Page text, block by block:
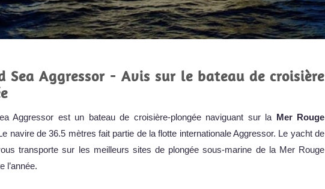
Sea Aggressor - Avis sur le bateau de croisière
Aggressor est un bateau de croisière-plongée naviguant sur la Mer Rouge
navire de 36.5 mètres fait partie de la flotte internationale Aggressor. Le yacht de
transporte sur les meilleurs sites de plongée sous-marine de la Mer Rouge
l’année.